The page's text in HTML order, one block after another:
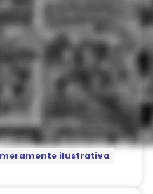
ilustrativa